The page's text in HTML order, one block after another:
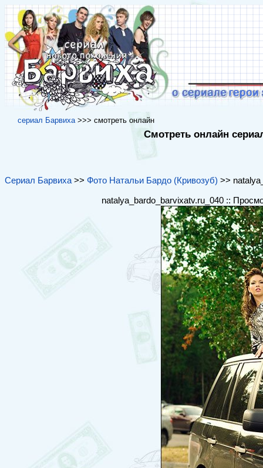
cериал Барвиха>>> cмотреть онлайн
Смотреть онлайн
Сериал Барвиха >> Фото Натальи Бардо (Кривозуб) >>
natalya_bardo_barvixatv.ru_040 ::